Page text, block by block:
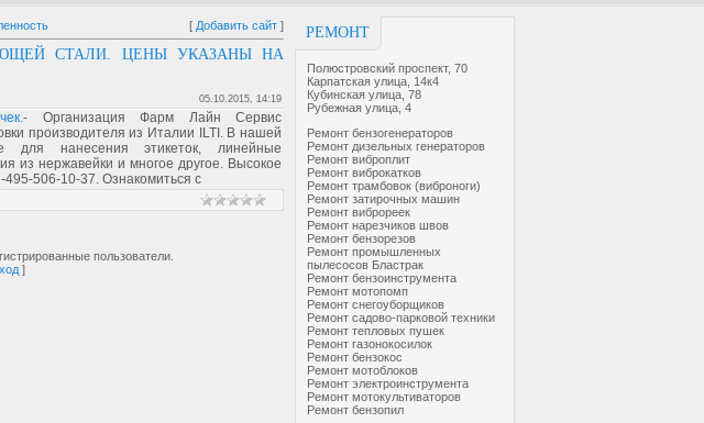
РЕМОНТ
Полюстровский проспект, 70
Карпатская улица, 14к4
Кубинская улица, 78
Рубежная улица, 4
Ремонт бензогенераторов
Ремонт дизельных генераторов
Ремонт виброплит
Ремонт виброкатков
Ремонт трамбовок (виброноги)
Ремонт затирочных машин
Ремонт виброреек
Ремонт нарезчиков швов
Ремонт бензорезов
Ремонт промышленных
пылесосов Бластрак
Ремонт бензоинструмента
Ремонт мотопомп
Ремонт снегоуборщиков
Ремонт садово-парковой техники
Ремонт тепловых пушек
Ремонт газонокосилок
Ремонт бензокос
Ремонт мотоблоков
Ремонт электроинструмента
Ремонт мотокультиваторов
Ремонт бензопил
[ Добавить сайт ]
СТАЛИ. ЦЕНЫ УКАЗАНЫ НА
05.10.2015, 14:19
- Организация Фарм Лайн Сервис
производителя из Италии ILTI. В нашей
для нанесения этикеток, линейные
из нержавейки и многое другое. Высокое
506-10-37. Ознакомиться с
пользователи.
]